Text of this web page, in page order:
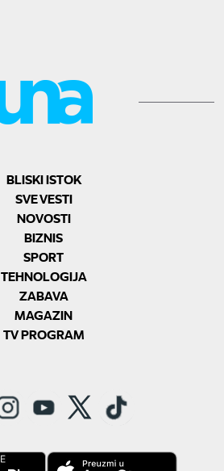
BLISKI ISTOK
SVE VESTI
NOVOSTI
BIZNIS
SPORT
TEHNOLOGIJA
ZABAVA
MAGAZIN
TV PROGRAM